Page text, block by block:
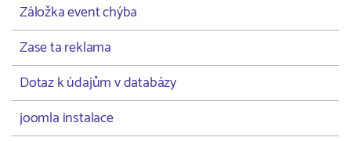
Záložka event chýba
Zase ta reklama
Dotaz k údajům v databázy
joomla instalace